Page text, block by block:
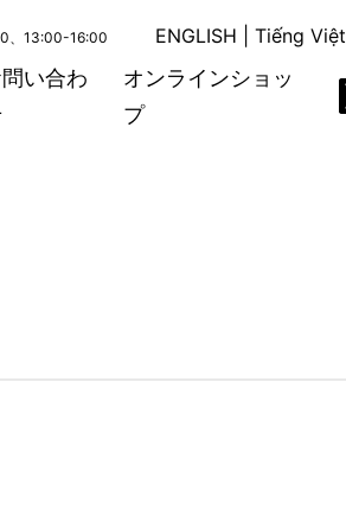
、13:00-16:00 ENGLISH Tiếng Việt
い合わ
オンラインショッ
プ